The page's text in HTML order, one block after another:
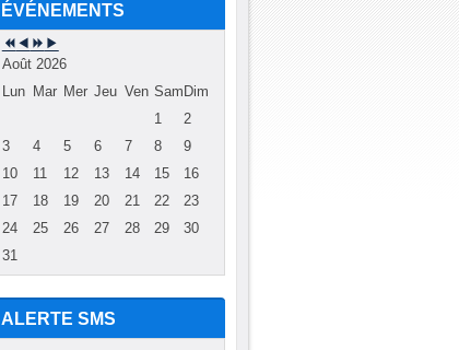
ÉVÉNEMENTS
Août 2026
Lun
Mar Mer Jeu Ven Sam Dim
1
2
3
4 5 6 7 8
9
10
11 12 13 14 15
16
17
18 19 20 21 22
23
24
25 26 27 28 29
30
31
ALERTE SMS